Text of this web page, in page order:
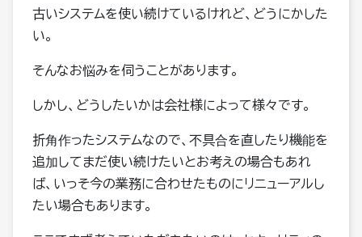
古いシステムを使い続けているけれど、どうにかした
い。
そんなお悩みを伺うことがあります。
しかし、どうしたいかは会社様によって様々です。
折角作ったシステムなので、不具合を直したり機能を
追加してまだ使い続けたいとお考えの場合もあれ
ば、いっそ今の業務に合わせたものにリニューアルし
たい場合もあります。